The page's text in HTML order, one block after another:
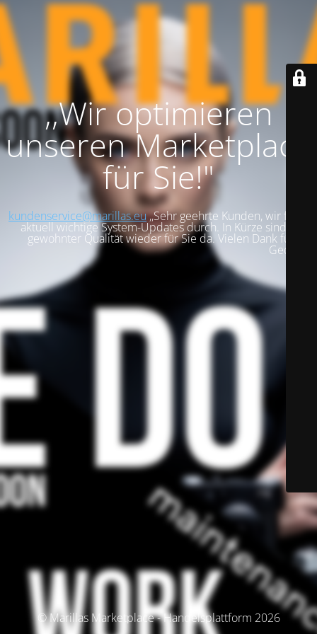
,,Wir optimieren
unseren Marketplace
für Sie!"
kundenservice@marillas.eu,,Sehr geehrte Kunden, wir führen
aktuell wichtige System-Updates durch. In Kürze sind wir in
gewohnter Qualität wieder für Sie da. Vielen Dank für Ihre
Geduld!".
© Marillas Marketplace - Handelsplattform 2026